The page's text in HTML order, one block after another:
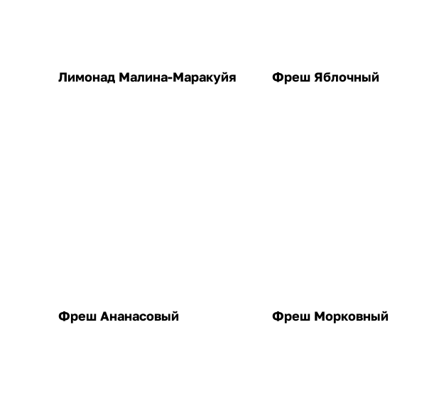
Лимонад Малина-Маракуйя Фреш Яблочный
Фреш Ананасовый Фреш Морковный